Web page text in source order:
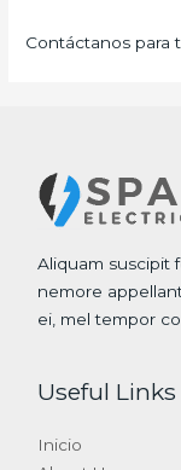
Contáctanos para
Aliquam suscipit
nemore
ei, mel tempor
Useful Links
Inicio